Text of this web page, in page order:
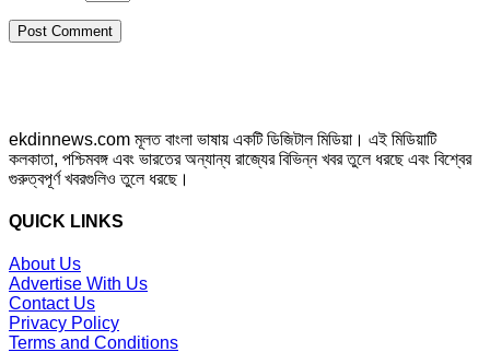
ekdinnews.com মূলত বাংলা ভাষায় একটি ডিজিটাল মিডিয়া। এই মিডিয়াটি
কলকাতা, পশ্চিমবঙ্গ এবং ভারতের অন্যান্য রাজ্যের বিভিন্ন খবর তুলে ধরছে এবং বিশ্বের
গুরুত্বপূর্ণ খবরগুলিও তুলে ধরছে।
QUICK LINKS
About Us
Advertise With Us
Contact Us
Privacy Policy
Terms and Conditions